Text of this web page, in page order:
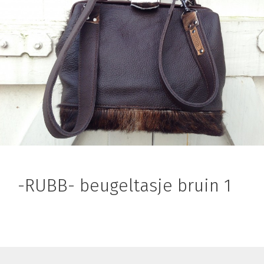
-RUBB- beugeltasje bruin 1